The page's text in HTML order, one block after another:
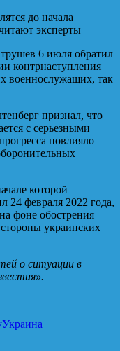
до начала
эксперты
6 июля обратил
контрнаступления
военнослужащих, так
признал, что
с серьезными
повлияло
которой
24 февраля 2022 года,
фоне обострения
украинских
о ситуации в
Украина